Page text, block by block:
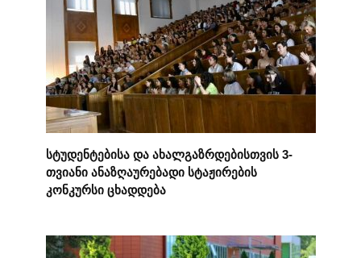
სტუდენტებისა და ახალგაზრდებისთვის 3-
თვიანი ანაზღაურებადი სტაჟირების
კონკურსი ცხადდება